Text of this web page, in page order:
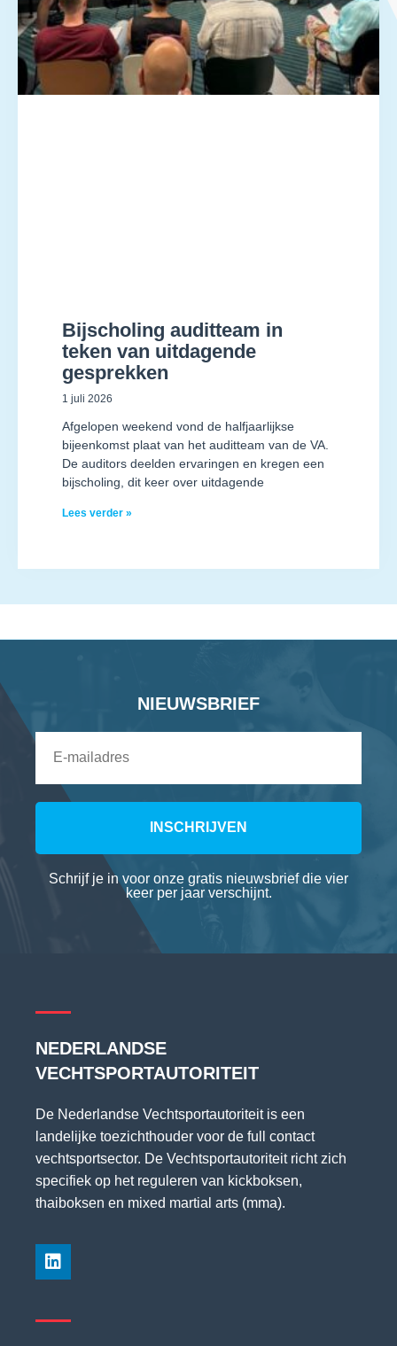
Bijscholing auditteam in
teken van uitdagende
gesprekken
1 juli 2026
Afgelopen weekend vond de halfjaarlijkse
bijeenkomst plaat van het auditteam van de VA.
De auditors deelden ervaringen en kregen een
bijscholing, dit keer over uitdagende
Lees verder »
NIEUWSBRIEF
INSCHRIJVEN
Schrijf je in voor onze gratis nieuwsbrief die vier
keer per jaar verschijnt.
NEDERLANDSE
VECHTSPORTAUTORITEIT
De Nederlandse Vechtsportautoriteit is een
landelijke toezichthouder voor de full contact
vechtsportsector. De Vechtsportautoriteit richt zich
specifiek op het reguleren van kickboksen,
thaiboksen en mixed martial arts (mma).